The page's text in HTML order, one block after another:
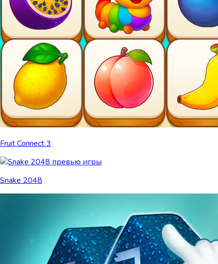
Fruit Connect 3
Snake 2048